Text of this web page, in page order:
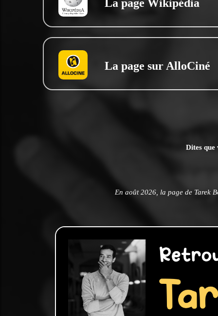
La page Wikipédia
La page sur AlloCiné
Dites que
En août 2026, la page de Tarek